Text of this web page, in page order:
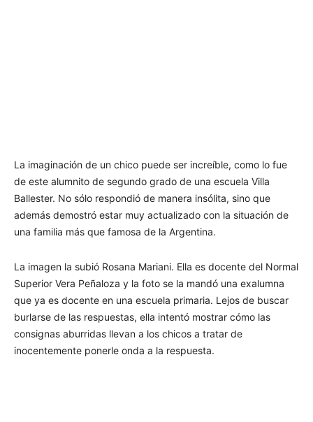
La imaginación de un chico puede ser increíble, como lo fue
de este alumnito de segundo grado de una escuela Villa
Ballester. No sólo respondió de manera insólita, sino que
además demostró estar muy actualizado con la situación de
una familia más que famosa de la Argentina.
La imagen la subió Rosana Mariani. Ella es docente del Normal
Superior Vera Peñaloza y la foto se la mandó una exalumna
que ya es docente en una escuela primaria. Lejos de buscar
burlarse de las respuestas, ella intentó mostrar cómo las
consignas aburridas llevan a los chicos a tratar de
inocentemente ponerle onda a la respuesta.